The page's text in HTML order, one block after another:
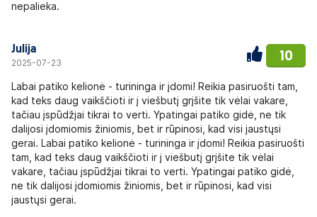
nepalieka.
Julija
2025-07-23 10
Labai patiko kelionė - turininga ir įdomi! Reikia pasiruošti tam,
kad teks daug vaikščioti ir į viešbutį grįšite tik vėlai vakare,
tačiau įspūdžjai tikrai to verti. Ypatingai patiko gidė, ne tik
dalijosi įdomiomis žiniomis, bet ir rūpinosi, kad visi jaustųsi
gerai. Labai patiko kelionė - turininga ir įdomi! Reikia pasiruošti
tam, kad teks daug vaikščioti ir į viešbutį grįšite tik vėlai
vakare, tačiau įspūdžjai tikrai to verti. Ypatingai patiko gidė,
ne tik dalijosi įdomiomis žiniomis, bet ir rūpinosi, kad visi
jaustųsi gerai.